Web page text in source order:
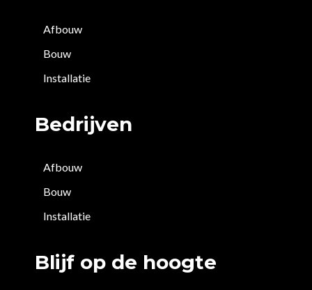
Afbouw
Bouw
Installatie
Bedrijven
Afbouw
Bouw
Installatie
Blijf op de hoogte